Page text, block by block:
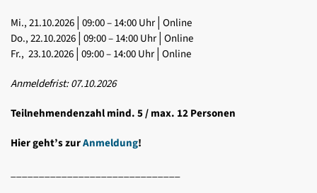
Mi., 21.10.2026│09:00 – 14:00 Uhr│Online
Do., 22.10.2026│09:00 – 14:00 Uhr│Online
Fr., 23.10.2026│09:00 – 14:00 Uhr│Online
Anmeldefrist: 07.10.2026
Teilnehmendenzahl mind. 5 / max. 12 Personen
Hier geht’s zurAnmeldung!